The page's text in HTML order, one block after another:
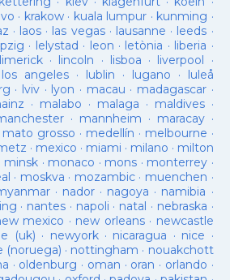
· krakow· kuala lumpur · kunming ·
· laos· las vegas· lausanne · leeds ·
· lelystad · leon · letònia · liberia ·
limerick· lincoln · lisboa · liverpool ·
los angeles· lublin · lugano · luleå
· lviv · lyon · macau · madagascar·
· malabo · malaga · maldives·
· mannheim · maracay·
mato grosso · medellín · melbourne ·
· mexico · miami · milano · milton
minsk · monaco · mons · monterrey ·
· moskva · mozambic· muenchen ·
· nador · nagoya · namibia ·
· nantes · napoli · natal · nebraska ·
mexico · new orleans· newcastle
(uk) · newyork· nicaragua · nice ·
(noruega) · nottingham · nouakchott
· oldenburg · oman · oran · orlando ·